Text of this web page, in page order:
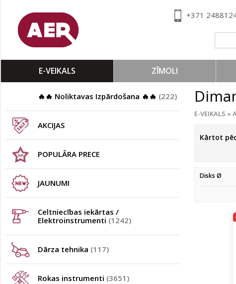
+371
E-VEIKALS ZĪMOLI
🔥🔥 Noliktavas Izpārdošana 🔥🔥 (222)
AKCIJAS
POPULĀRA PRECE
JAUNUMI
Celtniecības iekārtas /
Elektroinstrumenti (1242)
Dārza tehnika (117)
Rokas instrumenti (3651)
E-VEIKALS »
Kārtot
Disks Ø